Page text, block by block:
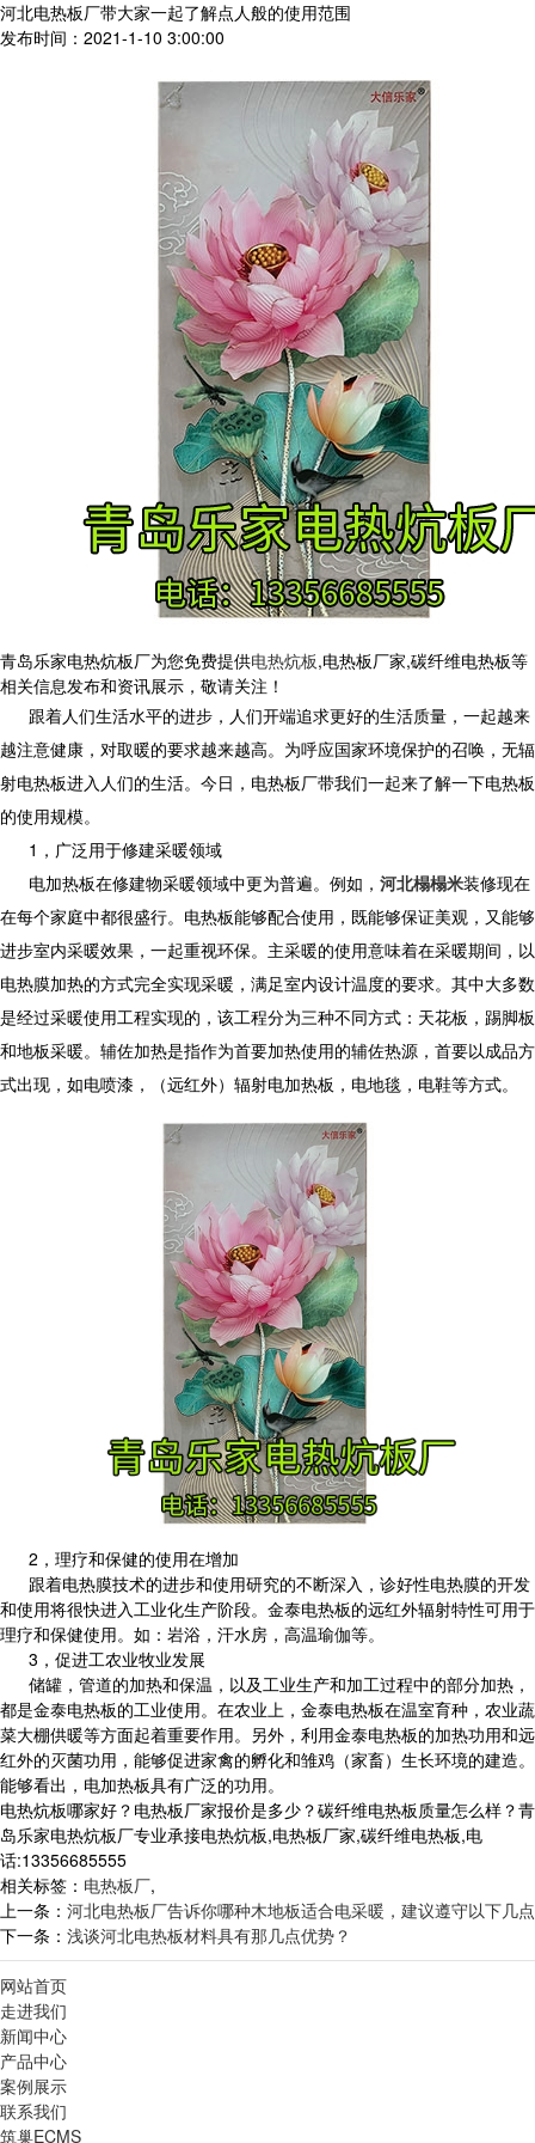
河北电热板厂带大家一起了解点人般的使用范围
发布时间：2021-1-10 3:00:00
青岛乐家电热炕板厂为您免费提供电热炕板,电热板厂家,碳纤维电热板等
相关信息发布和资讯展示，敬请关注！
跟着人们生活水平的进步，人们开端追求更好的生活质量，一起越来
越注意健康，对取暖的要求越来越高。为呼应国家环境保护的召唤，无辐
射电热板进入人们的生活。今日，电热板厂带我们一起来了解一下电热板
的使用规模。
1，广泛用于修建采暖领域
电加热板在修建物采暖领域中更为普遍。例如， 河北榻榻米装修现在
在每个家庭中都很盛行。电热板能够配合使用，既能够保证美观，又能够
进步室内采暖效果，一起重视环保。主采暖的使用意味着在采暖期间，以
电热膜加热的方式完全实现采暖，满足室内设计温度的要求。其中大多数
是经过采暖使用工程实现的，该工程分为三种不同方式：天花板，踢脚板
和地板采暖。辅佐加热是指作为首要加热使用的辅佐热源，首要以成品方
式出现，如电喷漆，（远红外）辐射电加热板，电地毯，电鞋等方式。
2，理疗和保健的使用在增加
跟着电热膜技术的进步和使用研究的不断深入，诊好性电热膜的开发
和使用将很快进入工业化生产阶段。金泰电热板的远红外辐射特性可用于
理疗和保健使用。如：岩浴，汗水房，高温瑜伽等。
3，促进工农业牧业发展
储罐，管道的加热和保温，以及工业生产和加工过程中的部分加热，
都是金泰电热板的工业使用。在农业上，金泰电热板在温室育种，农业蔬
菜大棚供暖等方面起着重要作用。另外，利用金泰电热板的加热功用和远
红外的灭菌功用，能够促进家禽的孵化和雏鸡（家畜）生长环境的建造。
能够看出，电加热板具有广泛的功用。
电热炕板哪家好？电热板厂家报价是多少？碳纤维电热板质量怎么样？青
岛乐家电热炕板厂专业承接电热炕板,电热板厂家,碳纤维电热板,电
话:13356685555
相关标签： 电热板厂,
上一条： 河北电热板厂告诉你哪种木地板适合电采暖，建议遵守以下几点
下一条： 浅谈河北电热板材料具有那几点优势？
网站首页
走进我们
新闻中心
产品中心
案例展示
联系我们
筑巢ECMS